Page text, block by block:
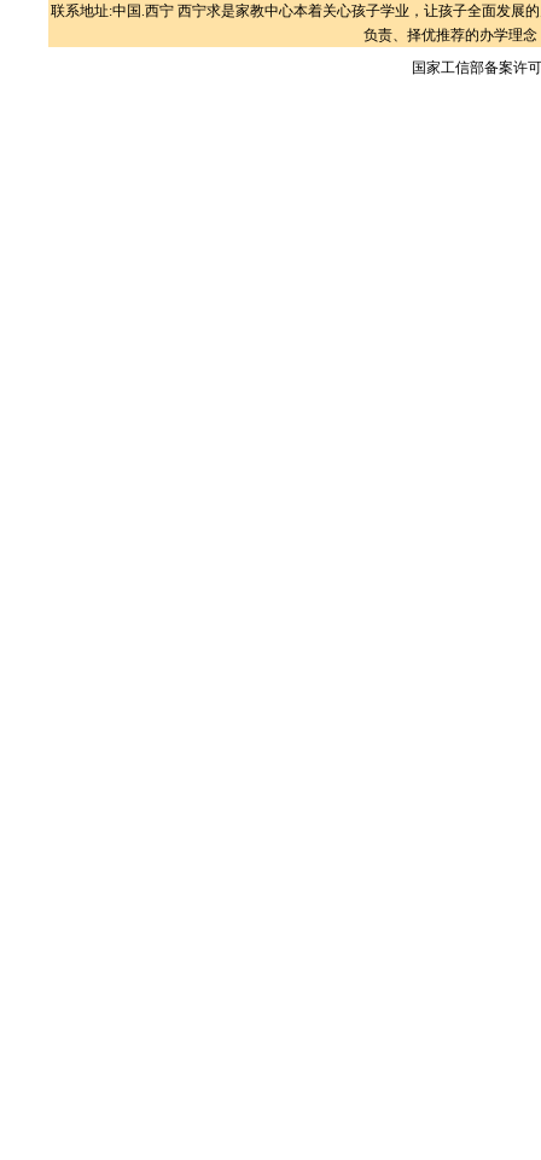
联系地址:中国.西宁 西宁求是家教中心本着关心孩子学业，让孩子全面发展
负责、择优推荐的办学理
国家工信部备案许